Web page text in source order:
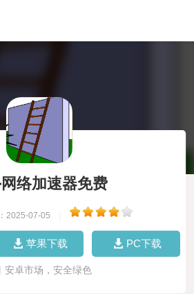
网络加速器免费
2025-07-05
苹果下载 PC下载
安卓市场，安全绿色